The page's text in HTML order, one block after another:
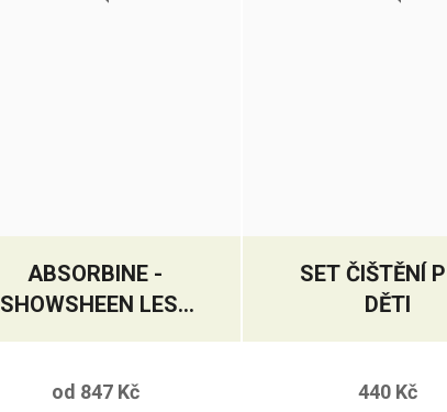
ABSORBINE -
SHOWSHEEN LESK
od 847 Kč
SET ČIŠTĚNÍ
DĚTI
440 Kč